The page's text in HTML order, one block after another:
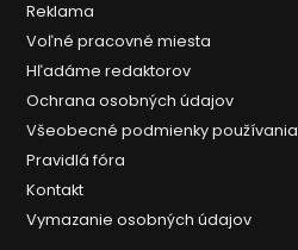
Reklama
Voľné pracovné miesta
Hľadáme redaktorov
Ochrana osobných údajov
Všeobecné podmienky používania
Pravidlá fóra
Kontakt
Vymazanie osobných údajov